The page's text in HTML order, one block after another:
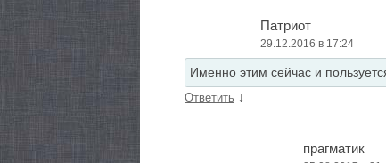
Патриот
29.12.2016 в 17:24
Именно этим сейчас и
Ответить ↓
прагматик